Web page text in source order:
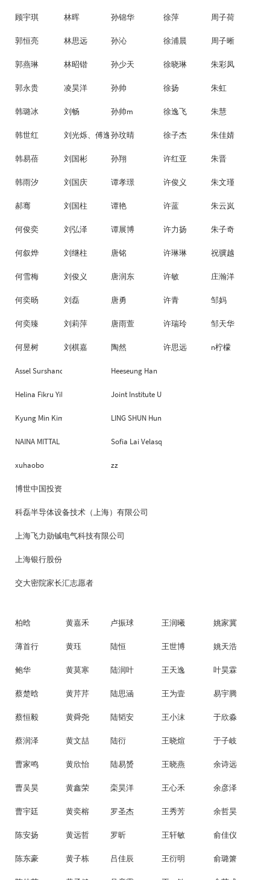
顾宇琪 林晖 孙锦华 徐萍 周子荷
郭恒亮 林思远 孙沁 徐浦晨 周子晰
郭燕琳 林昭锴 孙少天 徐晓琳 朱彩凤
郭永贵 凌昊洋 孙帅 徐扬 朱虹
韩璐冰 刘畅 孙帅m 徐逸飞 朱慧
韩世红 刘光烁、傅逸玫孙玟晴 徐子杰 朱佳婧
韩易蓓 刘国彬 孙翔 许红亚 朱晋
韩雨汐 刘国庆 谭孝璟 许俊义 朱文瑾
郝骞 刘国柱 谭艳 许蓝 朱云岚
何俊奕 刘弘泽 谭展博 许力扬 朱子奇
何叙烨 刘继柱 唐铭 许琳琳 祝骥越
何雪梅 刘俊义 唐润东 许敏 庄瀚洋
何奕旸 刘磊 唐勇 许青 邹妈
何奕臻 刘莉萍 唐雨萱 许瑞玲 邹天华
何昱树 刘棋嘉 陶然 许思远 n柠檬
Assel Surshanova Heeseung Han
Helina Fikru Yilma Joint Institute Um sjtu
Kyung Min Kim LING SHUN Hung
NAINA MITTAL Sofia Lai Velasquez Shum
xuhaobo zz
博世中国投资有限公司
科磊半导体设备技术（上海）有限公司
上海飞力勋铖电气科技有限公司
上海银行股份有限公司
交大密院家长汇志愿者
柏晗 黄嘉禾 卢振球 王润曦 姚家冀
薄首行 黄珏 陆恒 王世博 姚天浩
鲍华 黄莫寒 陆润叶 王天逸 叶昊霖
蔡楚晗 黄芹芹 陆思涵 王为壹 易宇腾
蔡恒毅 黄舜尧 陆韬安 王小沫 于欣淼
蔡润泽 黄文喆 陆衍 王晓煊 于子岐
曹家鸣 黄欣怡 陆易赟 王晓燕 余诗远
曹吴昊 黄鑫荣 栾昊洋 王心禾 余彦泽
曹宇廷 黄奕榕 罗圣杰 王秀芳 余哲昊
陈安扬 黄远哲 罗昕 王轩敏 俞佳仪
陈东豪 黄子栋 吕佳辰 王衍明 俞璐箫